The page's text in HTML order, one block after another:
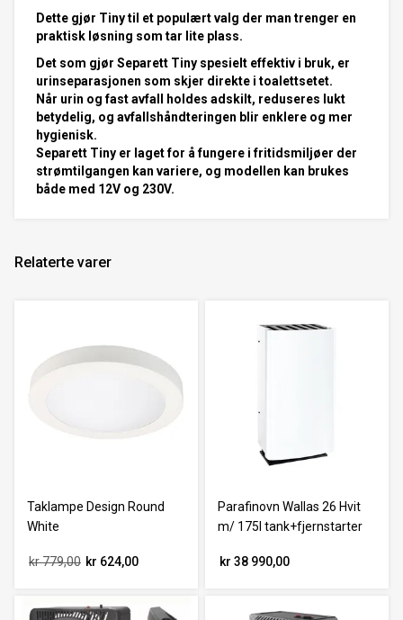
Dette gjør Tiny til et populært valg der man trenger en
praktisk løsning som tar lite plass.
Det som gjør Separett Tiny spesielt effektiv i bruk, er
urinseparasjonen som skjer direkte i toalettsetet.
Når urin og fast avfall holdes adskilt, reduseres lukt
betydelig, og avfallshåndteringen blir enklere og mer
hygienisk.
Separett Tiny er laget for å fungere i fritidsmiljøer der
strømtilgangen kan variere, og modellen kan brukes
både med 12V og 230V.
Relaterte varer
Taklampe Design Round
White
kr 779,00 kr 624,00
Parafinovn Wallas 26 Hvit
m/ 175l tank+fjernstarter
kr 38 990,00